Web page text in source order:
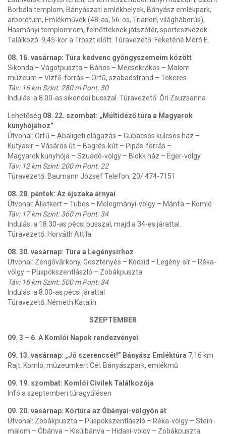
Borbála templom, Bányászati emlékhelyek, Bányász emlékpark,
arborétum, Emlékművek (48-as, 56-os, Trianon, világháborús),
Hasmányi templomrom, felnőtteknek játszótér, sporteszközök
Találkozó: 9,45-kor a Tröszt előtt. Túravezető: Feketéné Móró E.
08. 16. vasárnap: Túra kedvenc gyöngyszemeim között
Sikonda – Vágotpuszta – Bános – Mecsekrákos – Malom
múzeum – Vízfő-forrás – Orfű, szabadstrand – Tekeres
Táv: 16 km Szint: 280 m Pont: 30
Indulás: a 8.00-as sikondai busszal. Túravezető: Őri Zsuzsanna
Lehetőség 08. 22. szombat: „Múltidéző túra a Magyarok
kunyhójához”
Útvonal: Orfű – Abaligeti elágazás – Gubacsos kulcsos ház –
Kutyasír – Vásáros út – Bögrés-kút – Pipás-forrás –
Magyarok kunyhója – Szuadó-völgy – Blokk ház – Éger-völgy
Táv: 12 km Szint: 200 m Pont: 22
Túravezető: Baumann József Telefon: 20/ 474-7151
08. 28. péntek: Az éjszaka árnyai
Útvonal: Állatkert – Tubes – Melegmányi-völgy – Mánfa – Komló
Táv: 17 km Szint: 360 m Pont: 34
Indulás: a 18.30-as pécsi busszal, majd a 34-es járattal.
Túravezető: Horváth Attila
08. 30. vasárnap: Túra a Legénysírhoz
Útvonal: Zengővárkony, Gesztenyés – Kócsid – Legény-sír – Réka-
völgy – Püspökszentlászló – Zobákpuszta
Táv: 16 km Szint: 500 m Pont: 34
Indulás: a 8.00-as pécsi járattal
Túravezető: Németh Katalin
SZEPTEMBER
09. 3 – 6. A Komlói Napok rendezvényei
09. 13. vasárnap: „Jó szerencsét!” Bányász Emléktúra 7,16 km
Rajt: Komló, múzeumkert Cél: Bányászpark, emlékmű
09. 19. szombat: Komlói Civilek Találkozója
Infó a szeptemberi túragyűlésen
09. 20. vasárnap: Körtúra az Óbányai-völgyön át
Útvonal: Zobákpuszta – Püspökszentlászló – Réka-völgy – Stein-
malom – Óbánya – Kisújbánya – Hidasi-völgy – Zobákpuszta